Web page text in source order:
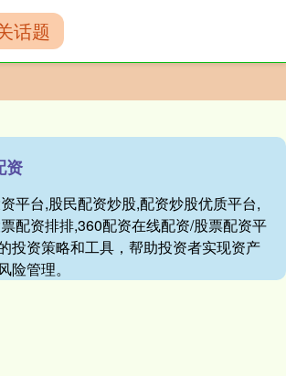
资
平台,股民配资炒股,配资炒股优质平台,
配资排排,360配资在线配资/股票配资平
投资策略和工具，帮助投资者实现资产
险管理。
话题